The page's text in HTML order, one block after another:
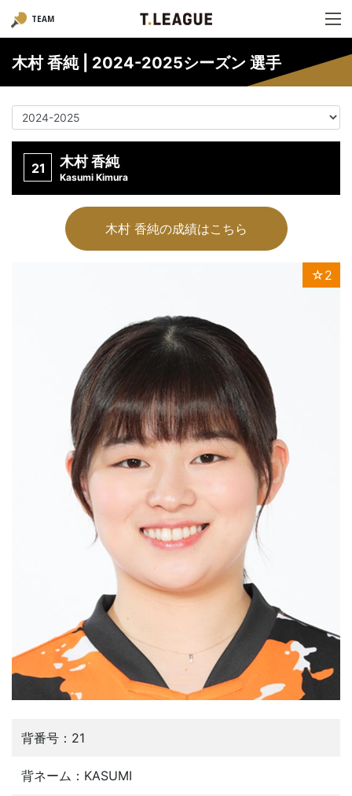
TEAM
木村 香純 | 2024-2025シーズン 選手
21 木村 香純
Kasumi Kimura
木村 香純の成績はこちら
☆2
背番号：21
背ネーム：KASUMI